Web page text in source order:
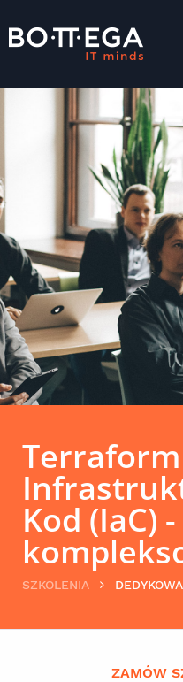
Kod (IaC)
SZKOLENIA
ZAMÓW